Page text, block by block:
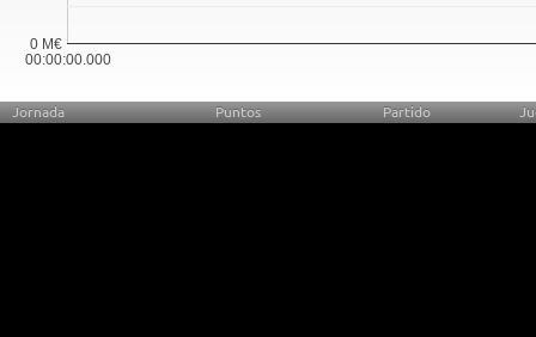
00:00:00.000
0 M€
Jornada Puntos Partido